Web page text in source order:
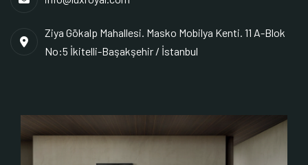
Ziya Gökalp Mahallesi. Masko Mobilya Kenti. 11 A-Blok
No:5 İkitelli-Başakşehir / İstanbul